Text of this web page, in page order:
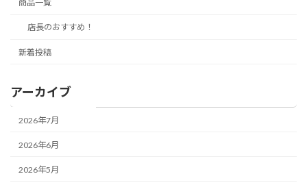
商品一覧
店長のおすすめ！
新着投稿
アーカイブ
2026年7月
2026年6月
2026年5月